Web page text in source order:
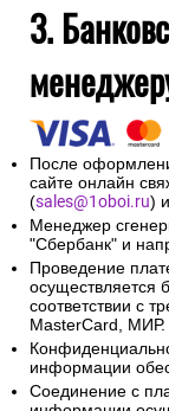
3.
После
сайте онлайн
(sales@1oboi.ru)
Менеджер
"Сбербанк" и
Проведение
осуществляется
соответствии с
MasterCard, МИР.
информации
Соединение с